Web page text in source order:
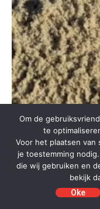
Om de
te
Voor het plaatsen van
je toestemming
die wij gebruiken en
bekijk
Oke